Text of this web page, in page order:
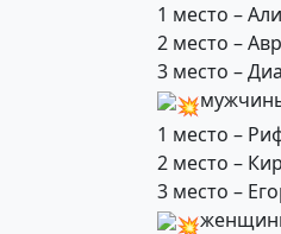
1 место –
2 место –
3 место –
1 место –
2 место –
3 место –